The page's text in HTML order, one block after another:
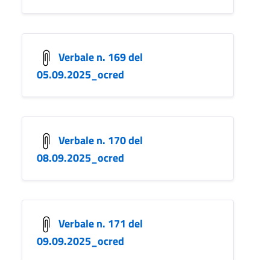
Verbale n. 169 del
05.09.2025_ocred
Verbale n. 170 del
08.09.2025_ocred
Verbale n. 171 del
09.09.2025_ocred